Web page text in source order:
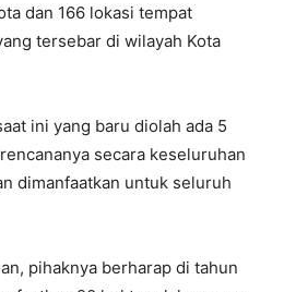
dan 166 lokasi tempat
tersebar di wilayah Kota
ini yang baru diolah ada 5
secara keseluruhan
dimanfaatkan untuk seluruh
pihaknya berharap di tahun